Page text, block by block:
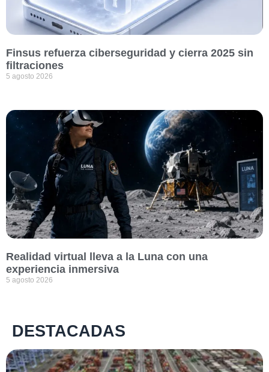
Finsus refuerza ciberseguridad y cierra 2025 sin
filtraciones
5 agosto 2026
Realidad virtual lleva a la Luna con una
experiencia inmersiva
5 agosto 2026
DESTACADAS